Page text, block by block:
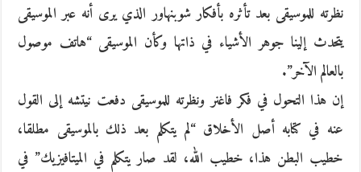
نظرته للموسيقى بعد تأثره بأفكار شوبنهاور الذي يرى أنه عبر الموسيقى
يتحدث إلينا جوهر الأشياء في ذاتها وكأن الموسيقى “هاتف موصول
بالعالم الآخر”.
إن هذا التحول في فكر فاغنر ونظرته للموسيقى دفعت نيتشه إلى القول
عنه في كتابه أصل الأخلاق “لم يتكلم بعد ذلك بالموسيقى مطلقا،
خطيب البطن هذا، خطيب الله، لقد صار يتكلم في الميتافيزيك” في